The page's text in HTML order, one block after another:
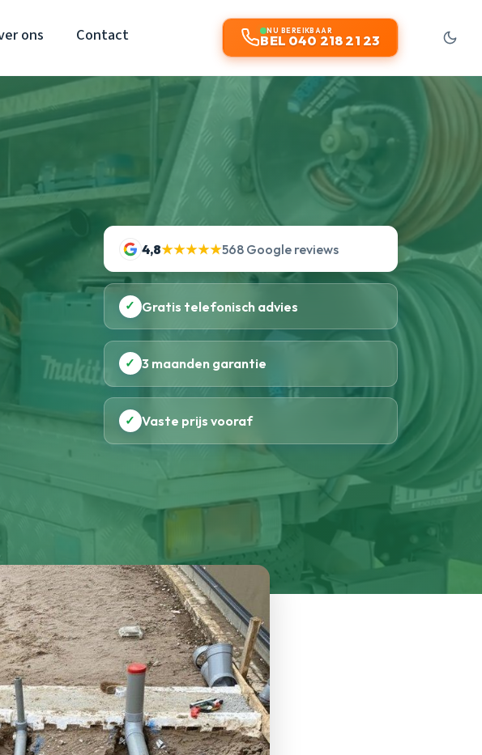
ons Contact NU BEREIKBAAR
BEL 040 218 21 23
4,8★★★★★568 Google reviews
✓ Gratis telefonisch advies
✓ 3 maanden garantie
✓ Vaste prijs vooraf